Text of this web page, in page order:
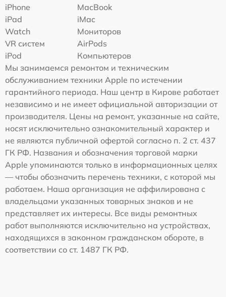
iPhone
MacBook
iPad
iMac
Watch
Мониторов
VR систем
AirPods
iPod
Компьютеров
Мы занимаемся ремонтом и техническим
обслуживанием техники Apple по истечении
гарантийного периода. Наш центр в Кирове работает
независимо и не имеет официальной авторизации от
производителя. Цены на ремонт, указанные на сайте,
носят исключительно ознакомительный характер и
не являются публичной офертой согласно п. 2 ст. 437
ГК РФ. Названия и обозначения торговой марки
Apple упоминаются только в информационных целях
— чтобы обозначить перечень техники, с которой мы
работаем. Наша организация не аффилирована с
владельцами указанных товарных знаков и не
представляет их интересы. Все виды ремонтных
работ выполняются исключительно на устройствах,
находящихся в законном гражданском обороте, в
соответствии со ст. 1487 ГК РФ.